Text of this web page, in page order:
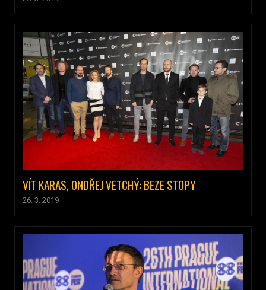
VÍT KARAS, ONDŘEJ VETCHÝ: BEZE STOPY
26. 3. 2019